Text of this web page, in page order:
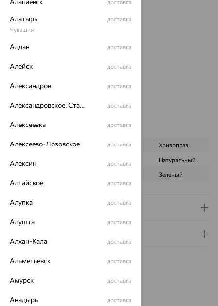
Вид изделия:
Вес:4.28 — 4.34
Металл:
Страна происхождения:
РОССИЯ
Вставка:
Тип серег:без подвесного элемента
Вес металла:3.12
Характеристика вставки:
ВИД КАМНЯ Фианит Хризопраз
Натуральный
Зеленый
Доставка и оплата
Похожие изделия
Алапаевск доставка
Алатырь
Чувашия
доставка
Алдан доставка
Алейск доставка
Александров доставка
Александровское, Ставропольский край доставка
Алексеевка доставка
Алексеево-Лозовское доставка
Алексин доставка
Алтайское доставка
Алупка доставка
Алушта доставка
Алхан-Кала доставка
Альметьевск доставка
Амурск доставка
Анадырь доставка